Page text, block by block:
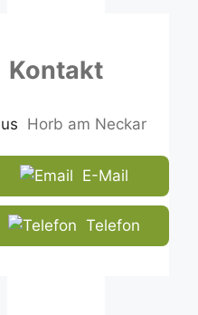
the
ensure
that
you
are
human.
Kontakt
Horb am Neckar
E-Mail
Telefon